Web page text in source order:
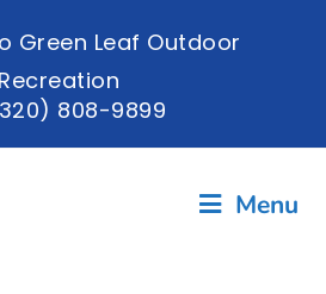
Green Leaf Outdoor
Recreation
808-9899
Menu